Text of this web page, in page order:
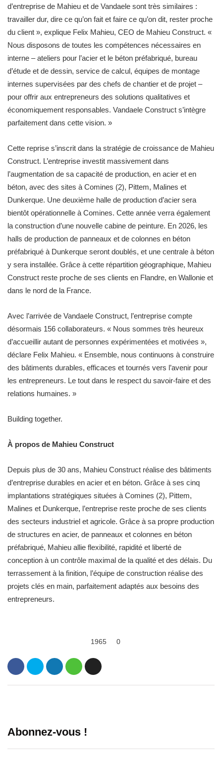
d’entreprise de Mahieu et de Vandaele sont très similaires :
travailler dur, dire ce qu’on fait et faire ce qu’on dit, rester proche
du client », explique Felix Mahieu, CEO de Mahieu Construct. «
Nous disposons de toutes les compétences nécessaires en
interne – ateliers pour l’acier et le béton préfabriqué, bureau
d’étude et de dessin, service de calcul, équipes de montage
internes supervisées par des chefs de chantier et de projet –
pour offrir aux entrepreneurs des solutions qualitatives et
économiquement responsables. Vandaele Construct s’intègre
parfaitement dans cette vision. »
Cette reprise s’inscrit dans la stratégie de croissance de Mahieu
Construct. L’entreprise investit massivement dans
l’augmentation de sa capacité de production, en acier et en
béton, avec des sites à Comines (2), Pittem, Malines et
Dunkerque. Une deuxième halle de production d’acier sera
bientôt opérationnelle à Comines. Cette année verra également
la construction d’une nouvelle cabine de peinture. En 2026, les
halls de production de panneaux et de colonnes en béton
préfabriqué à Dunkerque seront doublés, et une centrale à béton
y sera installée. Grâce à cette répartition géographique, Mahieu
Construct reste proche de ses clients en Flandre, en Wallonie et
dans le nord de la France.
Avec l’arrivée de Vandaele Construct, l’entreprise compte
désormais 156 collaborateurs. « Nous sommes très heureux
d’accueillir autant de personnes expérimentées et motivées »,
déclare Felix Mahieu. « Ensemble, nous continuons à construire
des bâtiments durables, efficaces et tournés vers l’avenir pour
les entrepreneurs. Le tout dans le respect du savoir-faire et des
relations humaines. »
Building together.
À propos de Mahieu Construct
Depuis plus de 30 ans, Mahieu Construct réalise des bâtiments
d’entreprise durables en acier et en béton. Grâce à ses cinq
implantations stratégiques situées à Comines (2), Pittem,
Malines et Dunkerque, l’entreprise reste proche de ses clients
des secteurs industriel et agricole. Grâce à sa propre production
de structures en acier, de panneaux et colonnes en béton
préfabriqué, Mahieu allie flexibilité, rapidité et liberté de
conception à un contrôle maximal de la qualité et des délais. Du
terrassement à la finition, l’équipe de construction réalise des
projets clés en main, parfaitement adaptés aux besoins des
entrepreneurs.
1965 0
Abonnez-vous !